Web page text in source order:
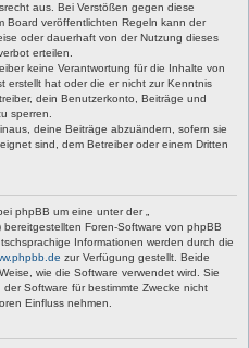
aus. Bei Verstößen gegen diese
Board veröffentlichten Regeln kann der
oder dauerhaft von der Nutzung dieses
erteilen.
keine Verantwortung für die Inhalte von
erstellt hat oder die er nicht zur Kenntnis
dein Benutzerkonto, Beiträge und
sperren.
deine Beiträge abzuändern, sofern sie
sind, dem Betreiber oder einem Dritten
phpBB um eine unter der „
bereitgestellten Foren-Software von phpBB
Informationen werden durch die
zur Verfügung gestellt. Beide
wie die Software verwendet wird. Sie
Software für bestimmte Zwecke nicht
Einfluss nehmen.